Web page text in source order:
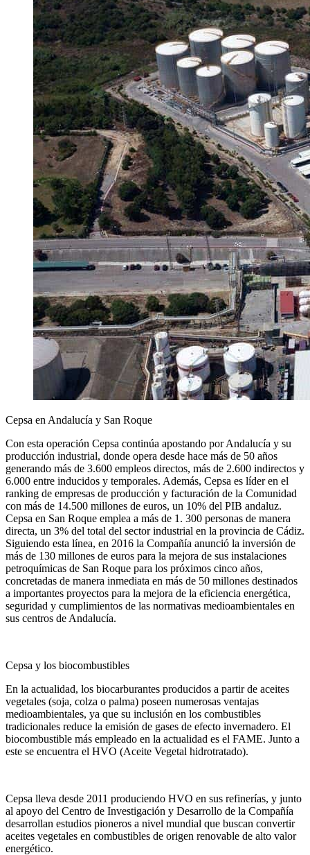
Cepsa en Andalucía y San Roque
Con esta operación Cepsa continúa apostando por Andalucía y su
producción industrial, donde opera desde hace más de 50 años
generando más de 3.600 empleos directos, más de 2.600 indirectos y
6.000 entre inducidos y temporales. Además, Cepsa es líder en el
ranking de empresas de producción y facturación de la Comunidad
con más de 14.500 millones de euros, un 10% del PIB andaluz.
Cepsa en San Roque emplea a más de 1. 300 personas de manera
directa, un 3% del total del sector industrial en la provincia de Cádiz.
Siguiendo esta línea, en 2016 la Compañía anunció la inversión de
más de 130 millones de euros para la mejora de sus instalaciones
petroquímicas de San Roque para los próximos cinco años,
concretadas de manera inmediata en más de 50 millones destinados
a importantes proyectos para la mejora de la eficiencia energética,
seguridad y cumplimientos de las normativas medioambientales en
sus centros de Andalucía.
Cepsa y los biocombustibles
En la actualidad, los biocarburantes producidos a partir de aceites
vegetales (soja, colza o palma) poseen numerosas ventajas
medioambientales, ya que su inclusión en los combustibles
tradicionales reduce la emisión de gases de efecto invernadero. El
biocombustible más empleado en la actualidad es el FAME. Junto a
este se encuentra el HVO (Aceite Vegetal hidrotratado).
Cepsa lleva desde 2011 produciendo HVO en sus refinerías, y junto
al apoyo del Centro de Investigación y Desarrollo de la Compañía
desarrollan estudios pioneros a nivel mundial que buscan convertir
aceites vegetales en combustibles de origen renovable de alto valor
energético.